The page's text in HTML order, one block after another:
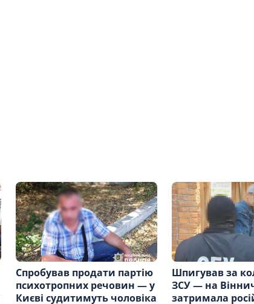
Спробував продати партію
психотропних речовин — у
Києві судитимуть чоловіка
Шпигував за
ЗСУ — на
затримала